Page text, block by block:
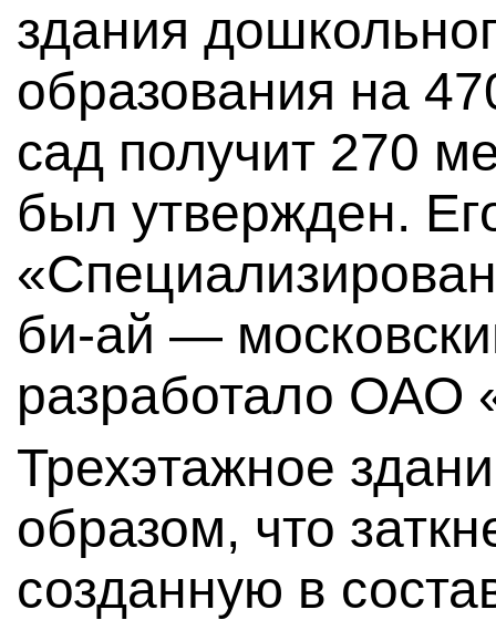
здания
образования на
сад получит 270
был утвержден.
би-ай —
разработало ОАО
Трехэтажное
образом, что
созданную в